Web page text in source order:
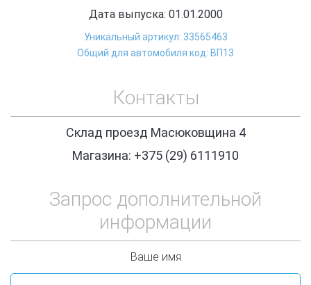
Дата выпуска: 01.01.2000
Уникальный артикул: 33565463
Общий для автомобиля код: ВП13
Контакты
Склад проезд Масюковщина 4
Магазина: +375 (29) 6111910
Запрос дополнительной
информации
Ваше имя